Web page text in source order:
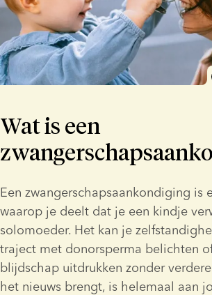
Wat is een
Een zwangerschapsaankondiging is
waarop je deelt dat je een kindje
solomoeder. Het kan je
traject met donorsperma belichten
blijdschap uitdrukken zonder
het nieuws brengt, is helemaal aan